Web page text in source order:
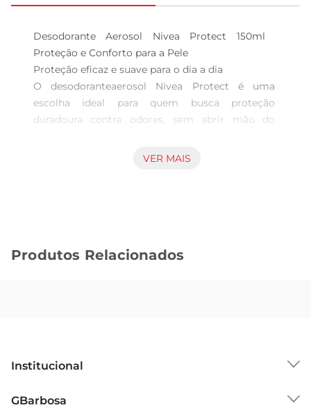
Desodorante Aerosol Nivea Protect 150ml
Proteção e Conforto para a Pele
Proteção eficaz e suave para o dia a dia
O desodoranteaerosol Nivea Protect é uma
escolha ideal para quem busca proteção
duradoura contra odores, sem abrir mão do
desenvolvida especialmente para peles sensíveis,
Este desodorante conta com a tecnologia DERM
Frescor prolongado e fragrância delicada
desodorante Nivea Protect oferece uma sensação
VER MAIS
Produtos Relacionados
Institucional
Grupo Cencosud
GBarbosa